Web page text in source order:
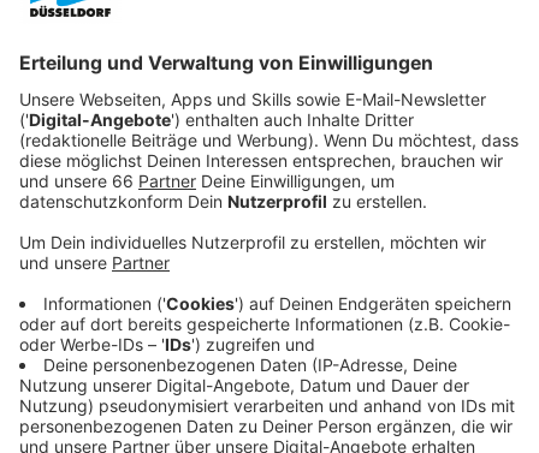
Anzeige
Die meisten Menschen sind in Flüssen ertrunken - zum
Beispiel im Rhein. Allein bei uns in der Stadt sind in
diesem Sommer bislang mindestens fünf Menschen im
Rhein gestorben.
Anzeige
Düsseldorf plant Badeverbot im Rhein
Anzeige